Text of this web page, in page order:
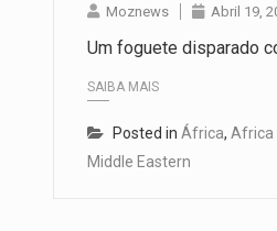
Moznews Abril 19,
Um foguete disparado
SAIBA MAIS
Posted in África, Africa
Middle Eastern